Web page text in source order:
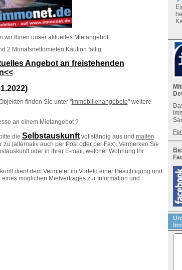
wir Ihnen unser aktuelles Mietangebot.
2 Monatsnettomieten Kaution fällig.
Angebot an freistehenden
finden Sie unter "Immobilienangebote" weitere
an einem Mietangebot ?
die Selbstauskunftvollständig aus und mailen
zu (alternativ auch per Post oder per Fax). Vermerken Sie
oder in Ihrer E-mail, welcher Wohnung Ihr
dient dem Vermieter im Vorfeld einer Besichtigung und
eines möglichen Mietvertrages zur Information und